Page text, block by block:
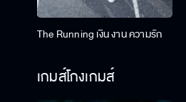
The Running เงิน งาน ความรัก
เกมส์โกงเกมส์